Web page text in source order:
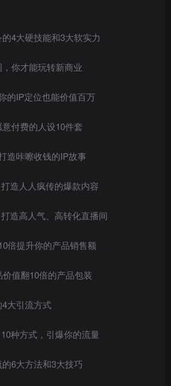
4大硬技能和3大软实力
你才能玩转新商业
的IP定位也能价值百万
付费的人设10件套
造咔嚓收钱的IP故事
造人人疯传的爆款内容
造高人气、高转化直播间
倍提升你的产品销售额
值翻10倍的产品包装
大引流方式
种方式，引爆你的流量
6大方法和3大技巧